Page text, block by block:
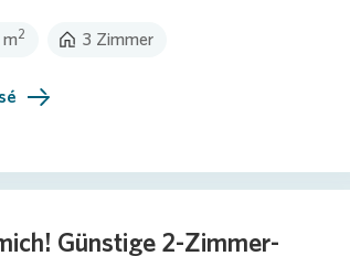
2 3 Zimmer
Günstige 2-Zimmer-